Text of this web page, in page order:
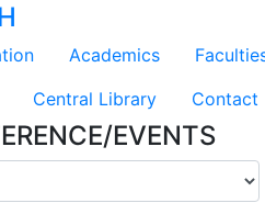
Academics
Central Library Contact
EVENTS